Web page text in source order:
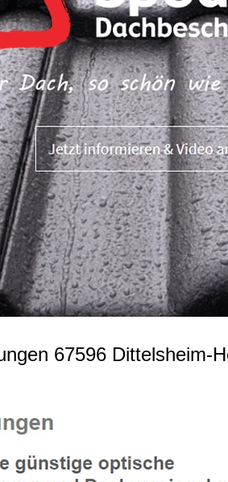
67596 Dittelsheim-